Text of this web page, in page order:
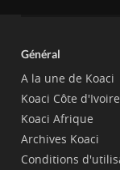
Général
A la une de Koaci
Koaci Côte d'Ivoire
Koaci Afrique
Archives Koaci
Conditions